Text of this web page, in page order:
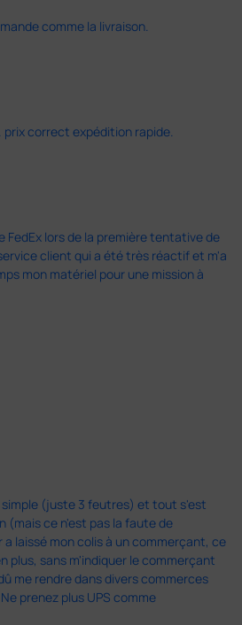
comme la livraison.
correct expédition rapide.
FedEx lors de la première tentative de
client qui a été très réactif et m'a
mon matériel pour une mission à
(juste 3 feutres) et tout s'est
(mais ce n'est pas la faute de
laissé mon colis à un commerçant, ce
plus, sans m'indiquer le commerçant
me rendre dans divers commerces
prenez plus UPS comme